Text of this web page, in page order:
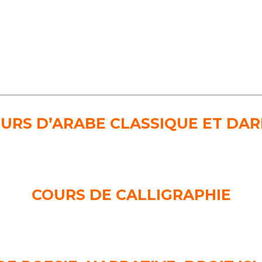
D’ARABE CLASSIQUE ET
COURS DE CALLIGRAPHIE